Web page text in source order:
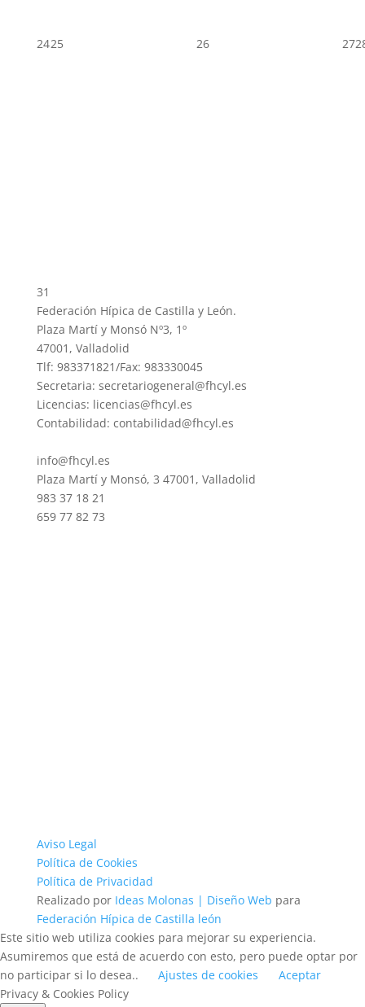
2425 26 27
31
Federación Hípica de Castilla y León.
Plaza Martí y Monsó Nº3, 1º
47001, Valladolid
Tlf: 983371821/Fax: 983330045
Secretaria: secretariogeneral@fhcyl.es
Licencias: licencias@fhcyl.es
Contabilidad: contabilidad@fhcyl.es
info@fhcyl.es
Plaza Martí y Monsó, 3 47001, Valladolid
983 37 18 21
659 77 82 73
Aviso Legal
Política de Cookies
Política de Privacidad
Realizado por Ideas Molonas | Diseño Web para
Federación Hípica de Castilla león
Este sitio web utiliza cookies para mejorar su experiencia.
Asumiremos que está de acuerdo con esto, pero puede optar por
no participar si lo desea..
Ajustes de cookies
Aceptar
Privacy & Cookies Policy